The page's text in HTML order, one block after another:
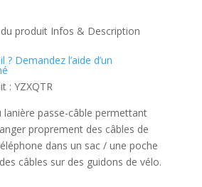
produit Infos & Description
? Demandez l’aide d’un
: YZXQTR
lanière passe-câble permettant
proprement des câbles de
dans un sac / une poche
câbles sur des guidons de vélo.